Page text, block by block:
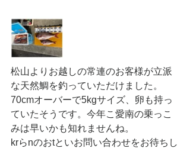
松山よりお越しの常連のお客様が立派
な天然鯛を釣っていただけました。
70cmオーバーで5kgサイズ、卵も持っ
ていたそうです。今年こ愛南の乗っこ
みは早いかも知れませんね。
krらnのおtといお問い合わせをお待ちし